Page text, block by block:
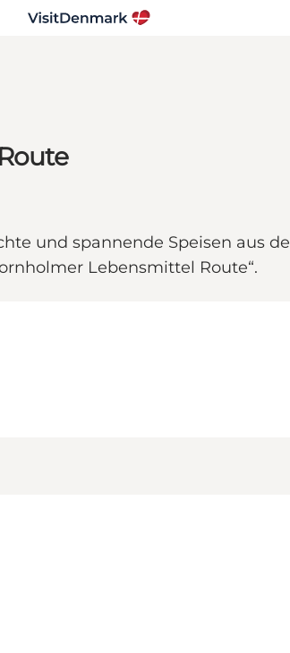
und spannende Speisen aus
Lebensmittel Route“.